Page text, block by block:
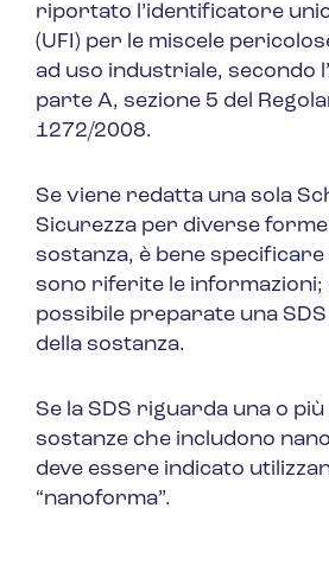
riportato l’identificatore
(UFI) per le miscele
ad uso industriale, secondo
parte A, sezione 5 del
1272/2008.
Se viene redatta una sola
Sicurezza per diverse
sostanza, è bene
sono riferite le informazioni;
possibile preparate una
della sostanza.
Se la SDS riguarda una o
sostanze che includono
deve essere indicato
“nanoforma”.